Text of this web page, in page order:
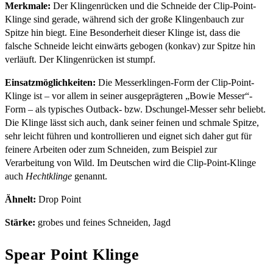
Merkmale: Der Klingenrücken und die Schneide der Clip-Point-
Klinge sind gerade, während sich der große Klingenbauch zur
Spitze hin biegt. Eine Besonderheit dieser Klinge ist, dass die
falsche Schneide leicht einwärts gebogen (konkav) zur Spitze hin
verläuft. Der Klingenrücken ist stumpf.
Einsatzmöglichkeiten: Die Messerklingen-Form der Clip-Point-
Klinge ist – vor allem in seiner ausgeprägteren „Bowie Messer“-
Form – als typisches Outback- bzw. Dschungel-Messer sehr beliebt.
Die Klinge lässt sich auch, dank seiner feinen und schmale Spitze,
sehr leicht führen und kontrollieren und eignet sich daher gut für
feinere Arbeiten oder zum Schneiden, zum Beispiel zur
Verarbeitung von Wild. Im Deutschen wird die Clip-Point-Klinge
auch Hechtklinge genannt.
Ähnelt: Drop Point
Stärke: grobes und feines Schneiden, Jagd
Spear Point Klinge